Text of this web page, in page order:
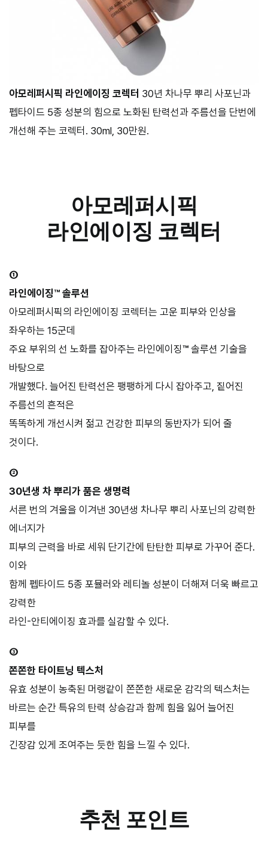
아모레퍼시픽 라인에이징 코렉터 30년 차나무 뿌리 사포닌과
펩타이드 5종 성분의 힘으로 노화된 탄력선과 주름선을 단번에
개선해 주는 코렉터. 30ml, 30만원.
아모레퍼시픽
라인에이징 코렉터
①
라인에이징™ 솔루션
아모레퍼시픽의 라인에이징 코렉터는 고운 피부와 인상을
좌우하는 15군데
주요 부위의 선 노화를 잡아주는 라인에이징™ 솔루션 기술을
바탕으로
개발했다. 늘어진 탄력선은 팽팽하게 다시 잡아주고, 짙어진
주름선의 흔적은
똑똑하게 개선시켜 젊고 건강한 피부의 동반자가 되어 줄
것이다.
②
30년생 차 뿌리가 품은 생명력
서른 번의 겨울을 이겨낸 30년생 차나무 뿌리 사포닌의 강력한
에너지가
피부의 근력을 바로 세워 단기간에 탄탄한 피부로 가꾸어 준다.
이와
함께 펩타이드 5종 포뮬러와 레티놀 성분이 더해져 더욱 빠르고
강력한
라인-안티에이징 효과를 실감할 수 있다.
③
쫀쫀한 타이트닝 텍스처
유효 성분이 농축된 머랭같이 쫀쫀한 새로운 감각의 텍스처는
바르는 순간 특유의 탄력 상승감과 함께 힘을 잃어 늘어진
피부를
긴장감 있게 조여주는 듯한 힘을 느낄 수 있다.
추천 포인트